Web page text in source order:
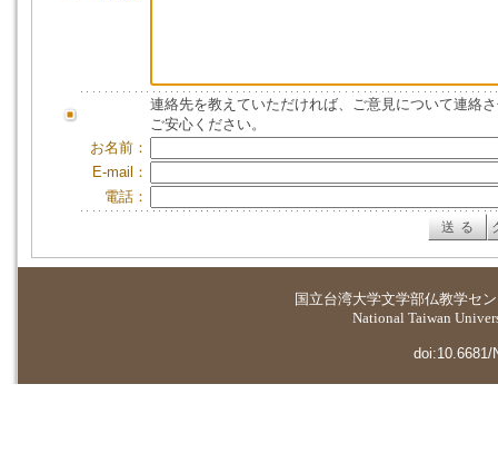
連絡先を教えていただければ、ご意見について連絡
ご安心ください。
お名前：
E-mail：
電話：
国立台湾大学文学部仏教学セ
National Taiwan
doi:10.6681/